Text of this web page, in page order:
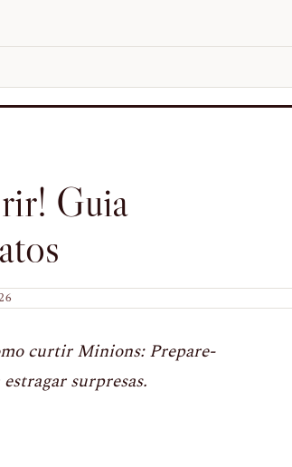
Guia
curtir Minions: Prepare-
surpresas.